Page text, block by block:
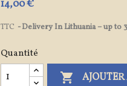
14,00 €
TTC Delivery In Lithuania – up to
Quantité
